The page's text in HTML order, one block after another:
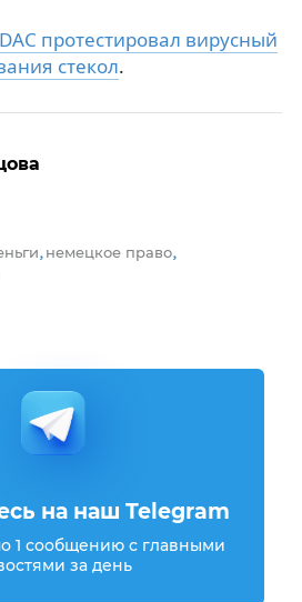
протестировал вирусный
стекол.
, немецкое право,
на наш Telegram
1 сообщению с главными
за день